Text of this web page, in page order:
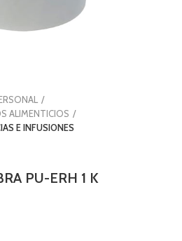
ALIMENTICIOS
E INFUSIONES
PU-ERH 1 K